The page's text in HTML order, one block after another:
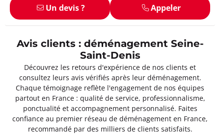
Un devis ? Appeler
Avis clients : déménagement Seine-
Saint-Denis
Découvrez les retours d'expérience de nos clients et
consultez leurs avis vérifiés après leur déménagement.
Chaque témoignage reflète l'engagement de nos équipes
partout en France : qualité de service, professionnalisme,
ponctualité et accompagnement personnalisé. Faites
confiance au premier réseau de déménagement en France,
recommandé par des milliers de clients satisfaits.